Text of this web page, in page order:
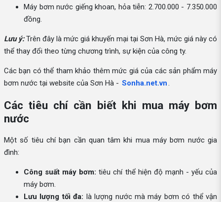
Máy bơm nước giếng khoan, hỏa tiễn: 2.700.000 - 7.350.000
đồng.
Lưu ý:Trên đây là mức giá khuyến mại tại Sơn Hà, mức giá này có
thể thay đổi theo từng chương trình, sự kiện của công ty.
Các bạn có thể tham khảo thêm mức giá của các sản phẩm máy
bơm nước tại website của Sơn Hà - Sonha.net.vn.
Các tiêu chí cần biết khi mua máy bơm
nước
Một số tiêu chí bạn cần quan tâm khi mua máy bơm nước gia
đình:
Công suất máy bơm: tiêu chí thể hiện độ mạnh - yếu của
máy bơm.
Lưu lượng tối đa: là lượng nước mà máy bơm có thể vận